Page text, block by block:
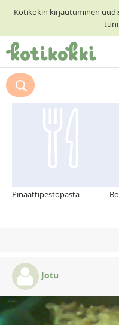
Kotikokin kirjautuminen
ETUSIVU
RESEPTIHAKU
Suosittelemme myös
Pinaattipestopasta
Jotu